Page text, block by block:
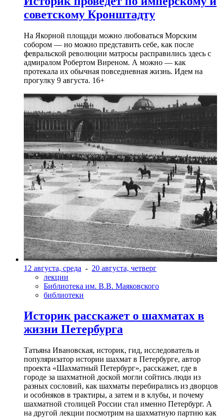
советскому Кронштадту
На Якорной площади можно любоваться Морским
собором — но можно представить себе, как после
февральской революции матросы расправились здесь с
адмиралом Робертом Виреном. А можно — как
протекала их обычная повседневная жизнь. Идем на
прогулку 9 августа. 16+
12 августа, среда - 20 августа, четверг
лекции
Библиотека им. В.В. Маяковского
библиотеки
Историк расскажет о шахматах в
жизни Петербурга
Татьяна Ивановская, историк, гид, исследователь и
популяризатор истории шахмат в Петербурге, автор
проекта «Шахматный Петербург», расскажет, где в
городе за шахматной доской могли сойтись люди из
разных сословий, как шахматы перебирались из дворцов
и особняков в трактиры, а затем и в клубы, и почему
шахматной столицей России стал именно Петербург. А
на другой лекции посмотрим на шахматную партию как